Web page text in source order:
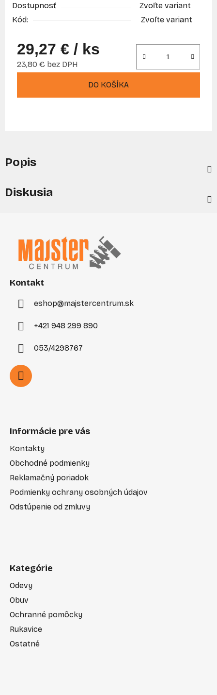
Dostupnosť
Zvoľte variant
Kód:
Zvoľte variant
29,27 € / ks
23,80 € bez DPH
DO KOŠÍKA
Popis
Diskusia
Kontakt
eshop@majstercentrum.sk
+421 948 299 890
053/4298767
Informácie pre vás
Kontakty
Obchodné podmienky
Reklamačný poriadok
Podmienky ochrany osobných údajov
Odstúpenie od zmluvy
Kategórie
Odevy
Obuv
Ochranné pomôcky
Rukavice
Ostatné